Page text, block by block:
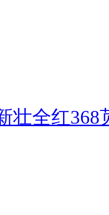
壮全红